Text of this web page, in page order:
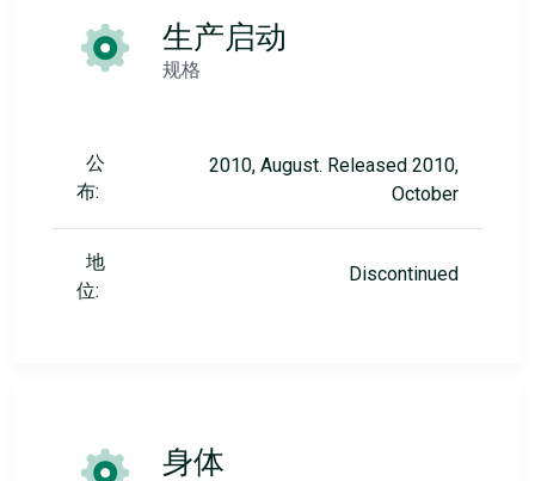
生产启动
规格
公
布:
2010, August. Released 2010,
October
地
位:
Discontinued
身体